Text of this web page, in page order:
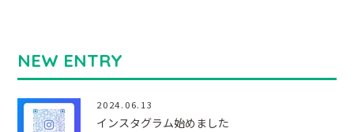
NEW ENTRY
2024.06.13
インスタグラム始めました